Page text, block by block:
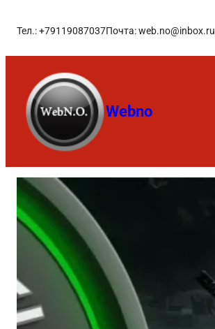
Тел.: +79119087037Почта: web.no@inbox.ru
Webno